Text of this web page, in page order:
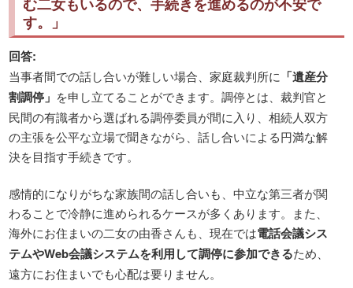
す。」
回答:
当事者間での話し合いが難しい場合、家庭裁判所に 「遺産分
割調停」 を申し立てることができます。調停とは、裁判官と
民間の有識者から選ばれる調停委員が間に入り、相続人双方
の主張を公平な立場で聞きながら、話し合いによる円満な解
決を目指す手続きです。
感情的になりがちな家族間の話し合いも、中立な第三者が関
わることで冷静に進められるケースが多くあります。また、
海外にお住まいの二女の由香さんも、現在では電話会議シス
テムやWeb会議システムを利用して調停に参加できるため、
遠方にお住まいでも心配は要りません。